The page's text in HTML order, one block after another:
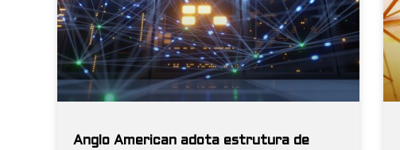
Anglo American adota estrutura de